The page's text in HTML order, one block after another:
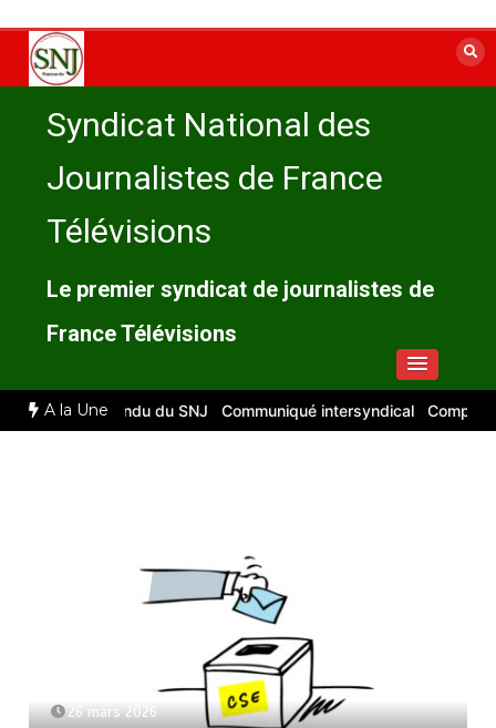
contenu
Syndicat National des
Journalistes de France
Télévisions
Le premier syndicat de journalistes de
France Télévisions
A la Une
: compte rendu du SNJ Communiqué intersyndical Compte-
26 mars 2026